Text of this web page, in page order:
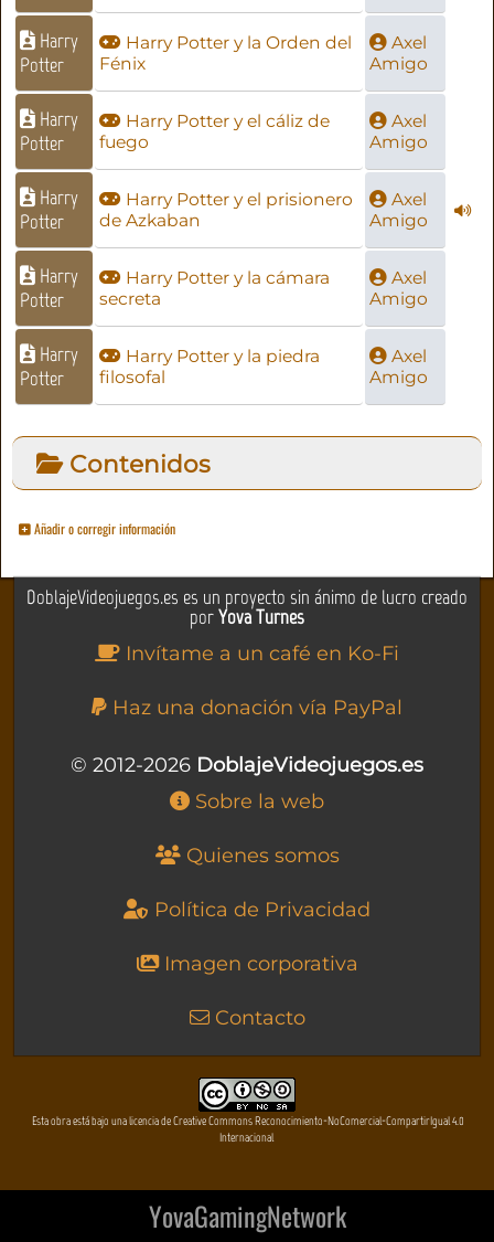
Harry
Potter
Harry Potter y la Orden del
Fénix
Axel
Amigo
Harry
Potter
Harry Potter y el cáliz de
fuego
Axel
Amigo
Harry
Potter
Harry Potter y el prisionero
de Azkaban
Axel
Amigo
Harry
Potter
Harry Potter y la cámara
secreta
Axel
Amigo
Harry
Potter
Harry Potter y la piedra
filosofal
Axel
Amigo
Contenidos
Añadir o corregir información
DoblajeVideojuegos.es es un proyecto sin ánimo de lucro creado
porYova Turnes
Invítame a un café en Ko-Fi
Haz una donación vía PayPal
© 2012-2026 DoblajeVideojuegos.es
Sobre la web
Quienes somos
Política de Privacidad
Imagen corporativa
Contacto
Esta obra está bajo una licencia de Creative Commons Reconocimiento-NoComercial-CompartirIgual 4.0
Internacional
YovaGamingNetwork